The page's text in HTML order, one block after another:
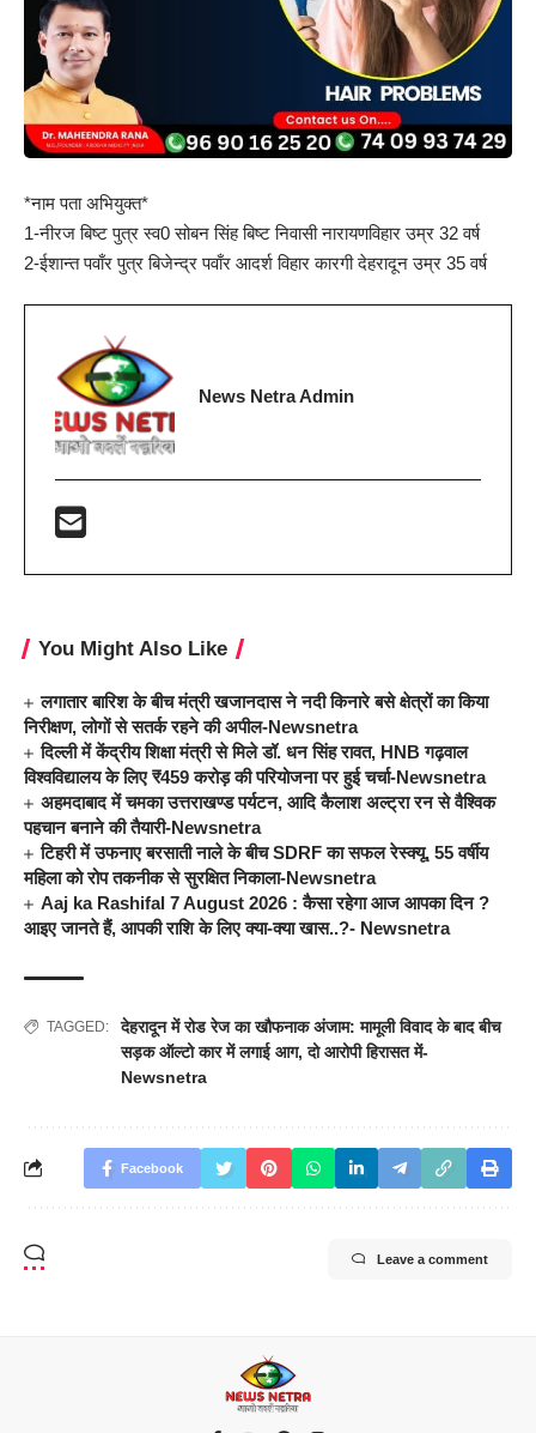
*नाम पता अभियुक्त*
1-नीरज बिष्ट पुत्र स्व0 सोबन सिंह बिष्ट निवासी नारायणविहार उम्र 32 वर्ष
2-ईशान्त पवाँर पुत्र बिजेन्द्र पवाँर आदर्श विहार कारगी देहरादून उम्र 35 वर्ष
News Netra Admin
You Might Also Like
लगातार बारिश के बीच मंत्री खजानदास ने नदी किनारे बसे क्षेत्रों का किया
निरीक्षण, लोगों से सतर्क रहने की अपील-Newsnetra
दिल्ली में केंद्रीय शिक्षा मंत्री से मिले डॉ. धन सिंह रावत, HNB गढ़वाल
विश्वविद्यालय के लिए ₹459 करोड़ की परियोजना पर हुई चर्चा-Newsnetra
अहमदाबाद में चमका उत्तराखण्ड पर्यटन, आदि कैलाश अल्ट्रा रन से वैश्विक
पहचान बनाने की तैयारी-Newsnetra
टिहरी में उफनाए बरसाती नाले के बीच SDRF का सफल रेस्क्यू, 55 वर्षीय
महिला को रोप तकनीक से सुरक्षित निकाला-Newsnetra
Aaj ka Rashifal 7 August 2026 : कैसा रहेगा आज आपका दिन ?
आइए जानते हैं, आपकी राशि के लिए क्या-क्या खास..?- Newsnetra
TAGGED:
देहरादून में रोड रेज का खौफनाक अंजाम: मामूली विवाद के बाद बीच
सड़क ऑल्टो कार में लगाई आग,दो आरोपी हिरासत में-
Newsnetra
Facebook
Leave a comment